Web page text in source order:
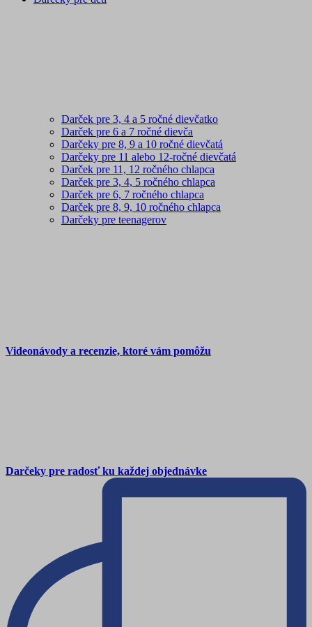
Darček pre 3, 4 a 5 ročné dievčatko
Darček pre 6 a 7 ročné dievča
Darčeky pre 8, 9 a 10 ročné dievčatá
Darčeky pre 11 alebo 12-ročné dievčatá
Darček pre 11, 12 ročného chlapca
Darček pre 3, 4, 5 ročného chlapca
Darček pre 6, 7 ročného chlapca
Darček pre 8, 9, 10 ročného chlapca
Darčeky pre teenagerov
Videonávody a recenzie, ktoré vám pomôžu
Darčeky pre radosť ku každej objednávke